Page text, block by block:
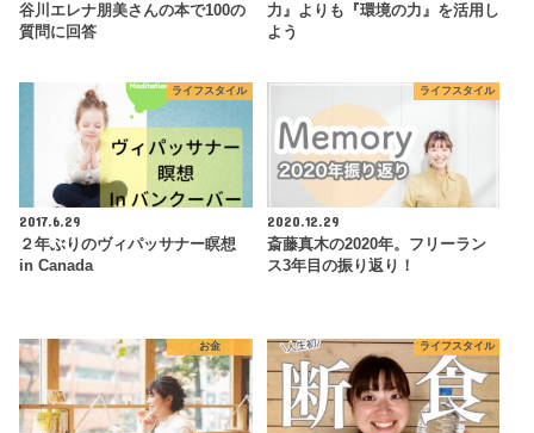
谷川エレナ朋美さんの本で100の
質問に回答
力』よりも『環境の力』を活用し
よう
ライフスタイル
2017.6.29
２年ぶりのヴィパッサナー瞑想
in Canada
ライフスタイル
2020.12.29
斎藤真木の2020年。フリーラン
ス3年目の振り返り！
お金 ライフスタイル